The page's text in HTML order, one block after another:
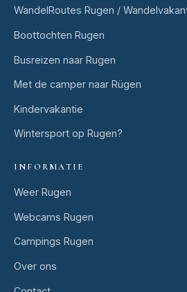
WandelRoutes Rugen /
Boottochten Rugen
Busreizen naar Rugen
Met de camper naar Rügen
Kindervakantie
Wintersport op Rugen?
INFORMATIE
Weer Rugen
Webcams Rugen
Campings Rugen
Over ons